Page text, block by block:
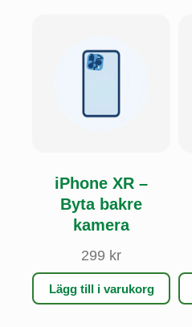
iPhone XR –
Byta bakre
kamera
299 kr
Lägg till i varukorg